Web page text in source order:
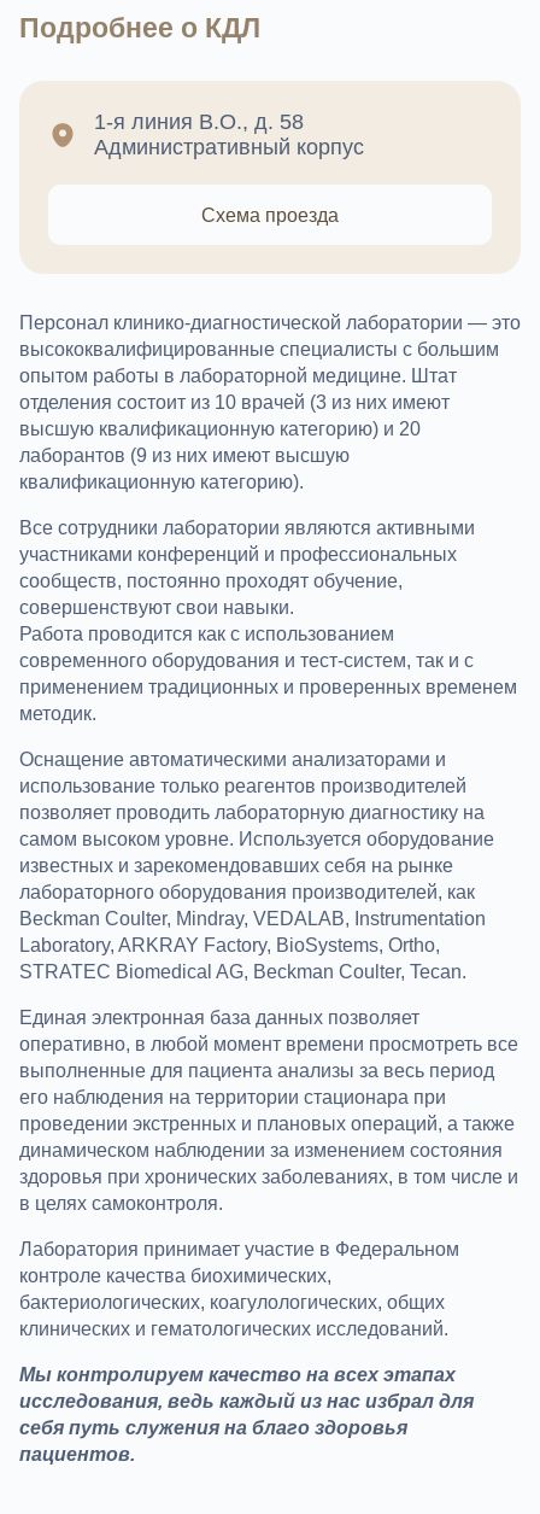
Подробнее о КДЛ
1-я линия В.О., д. 58
Административный корпус
Схема проезда
Персонал клинико-диагностической лаборатории — это
высококвалифицированные специалисты с большим
опытом работы в лабораторной медицине. Штат
отделения состоит из 10 врачей (3 из них имеют
высшую квалификационную категорию) и 20
лаборантов (9 из них имеют высшую
квалификационную категорию).
Все сотрудники лаборатории являются активными
участниками конференций и профессиональных
сообществ, постоянно проходят обучение,
совершенствуют свои навыки.
Работа проводится как с использованием
современного оборудования и тест-систем, так и с
применением традиционных и проверенных временем
методик.
Оснащение автоматическими анализаторами и
использование только реагентов производителей
позволяет проводить лабораторную диагностику на
самом высоком уровне. Используется оборудование
известных и зарекомендовавших себя на рынке
лабораторного оборудования производителей, как
Beckman Coulter, Mindray, VEDALAB, Instrumentation
Laboratory, ARKRAY Factory, BioSystems, Ortho,
STRATEC Biomedical AG, Beckman Coulter, Tecan.
Единая электронная база данных позволяет
оперативно, в любой момент времени просмотреть все
выполненные для пациента анализы за весь период
его наблюдения на территории стационара при
проведении экстренных и плановых операций, а также
динамическом наблюдении за изменением состояния
здоровья при хронических заболеваниях, в том числе и
в целях самоконтроля.
Лаборатория принимает участие в Федеральном
контроле качества биохимических,
бактериологических, коагулологических, общих
клинических и гематологических исследований.
Мы контролируем качество на всех этапах
исследования, ведь каждый из нас избрал для
себя путь служения на благо здоровья
пациентов.